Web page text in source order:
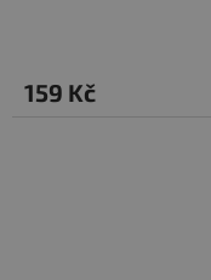
159 Kč